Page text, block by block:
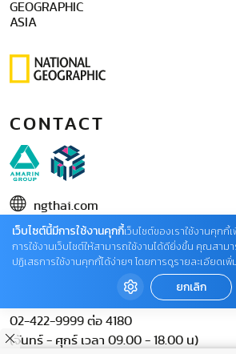
GEOGRAPHIC
ASIA
CONTACT
ngthai.com
บริษัท เอเอ็มอี อิมเมจิเนทีฟ จำกัด
ในเครือ บริษัท อมรินทร์ คอร์เปอเรชั่นส์ จำกั
ติดต่อแจ้งปัญหาหรือร้องเรียน
02-422-9999 ต่อ 4180
(จันทร์ - ศุกร์ เวลา 09.00 - 18.00 น)
เว็บไซต์นี้มีการใช้งานคุกกี้เว็บไซต์ของเราใช้งานคุก
การใช้งานเว็บไซต์ให้สามารถใช้งานได้ดียิ่งขึ้น คุณสา
ปฏิเสธการใช้งานคุกกี้ได้ง่ายๆ โดยการดูรายละเอียดเ
ยกเลิก